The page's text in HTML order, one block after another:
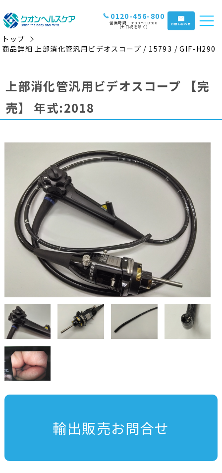
0120-456-800
営業時間：9:00〜18:00
(土日祝を除く) お問い合わせ
トップ
商品詳細 上部消化管汎用ビデオスコープ / 15793 / GIF-H290
上部消化管汎用ビデオスコープ
【完
売】
年式:2018
輸出販売お問合せ